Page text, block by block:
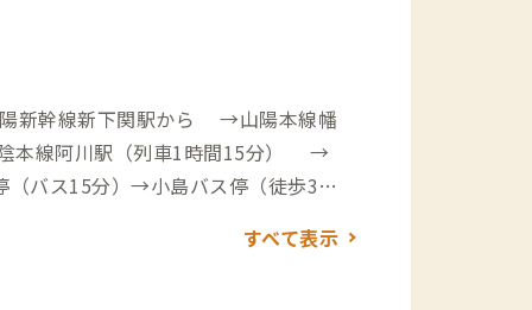
新幹線新下関駅から →山陽本線幡
線阿川駅（列車1時間15分） →
すべて表示